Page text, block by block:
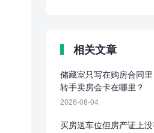
相关文章
储藏室只写在购房合同
转手卖房会卡在哪里？
2026-08-04
买房送车位但房产证上